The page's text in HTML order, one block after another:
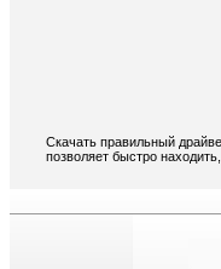
Скачать правильный
позволяет быстро